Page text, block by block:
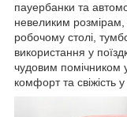
пауербанки та
невеликим
робочому столі,
використання у
чудовим помічником
комфорт та свіжість